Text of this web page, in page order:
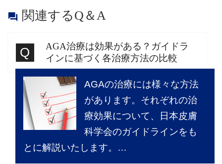
 関連するQ＆A
AGA治療は効果がある？ガイドラ
インに基づく各治療方法の比較
AGAの治療には様々な方法
があります。それぞれの治
療効果について、日本皮膚
科学会のガイドラインをも
とに解説いたします。…